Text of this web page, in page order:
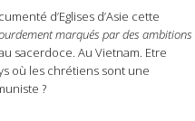
d’Eglises d’Asie cette
marqués par des ambitions
sacerdoce. Au Vietnam. Etre
où les chrétiens sont une
?